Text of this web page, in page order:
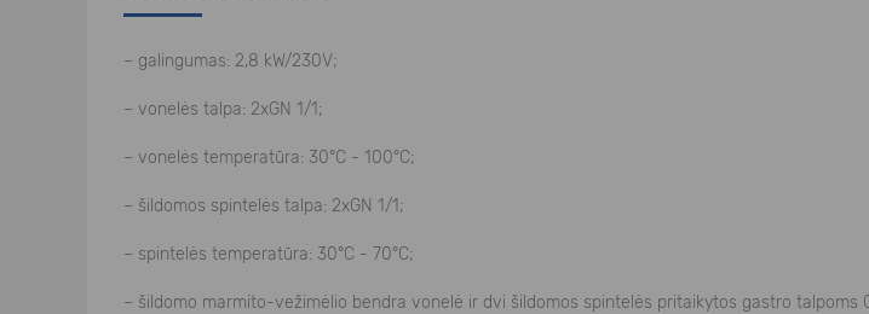
– galingumas: 2,8 kW/230V;
– vonelės talpa: 2xGN 1/1;
– vonelės temperatūra: 30°C - 100°C;
– šildomos spintelės talpa: 2xGN 1/1;
– spintelės temperatūra: 30°C - 70°C;
– šildomo marmito-vežimėlio bendra vonelė ir dvi šildomos spintelės pritaikytos gastro talpoms